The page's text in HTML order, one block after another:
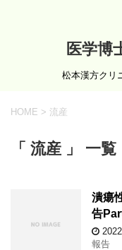
医学博
松本漢方クリ
HOME > 流産
「 流産 」 一覧
潰瘍
告
報告